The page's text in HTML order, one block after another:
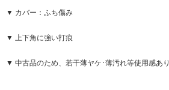
▼ カバー：ふち傷み
▼ 上下角に強い打痕
▼ 中古品のため、若干薄ヤケ･薄汚れ等使用感あり